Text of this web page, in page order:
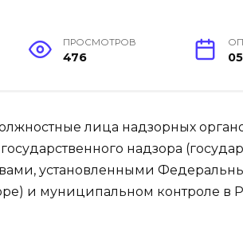
ПРОСМОТРОВ
476
лица надзорных
надзора
установленными
и муниципальном контроле в